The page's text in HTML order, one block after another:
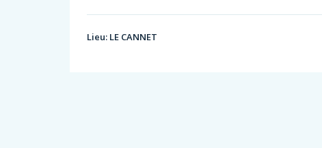
Lieu: LE CANNET